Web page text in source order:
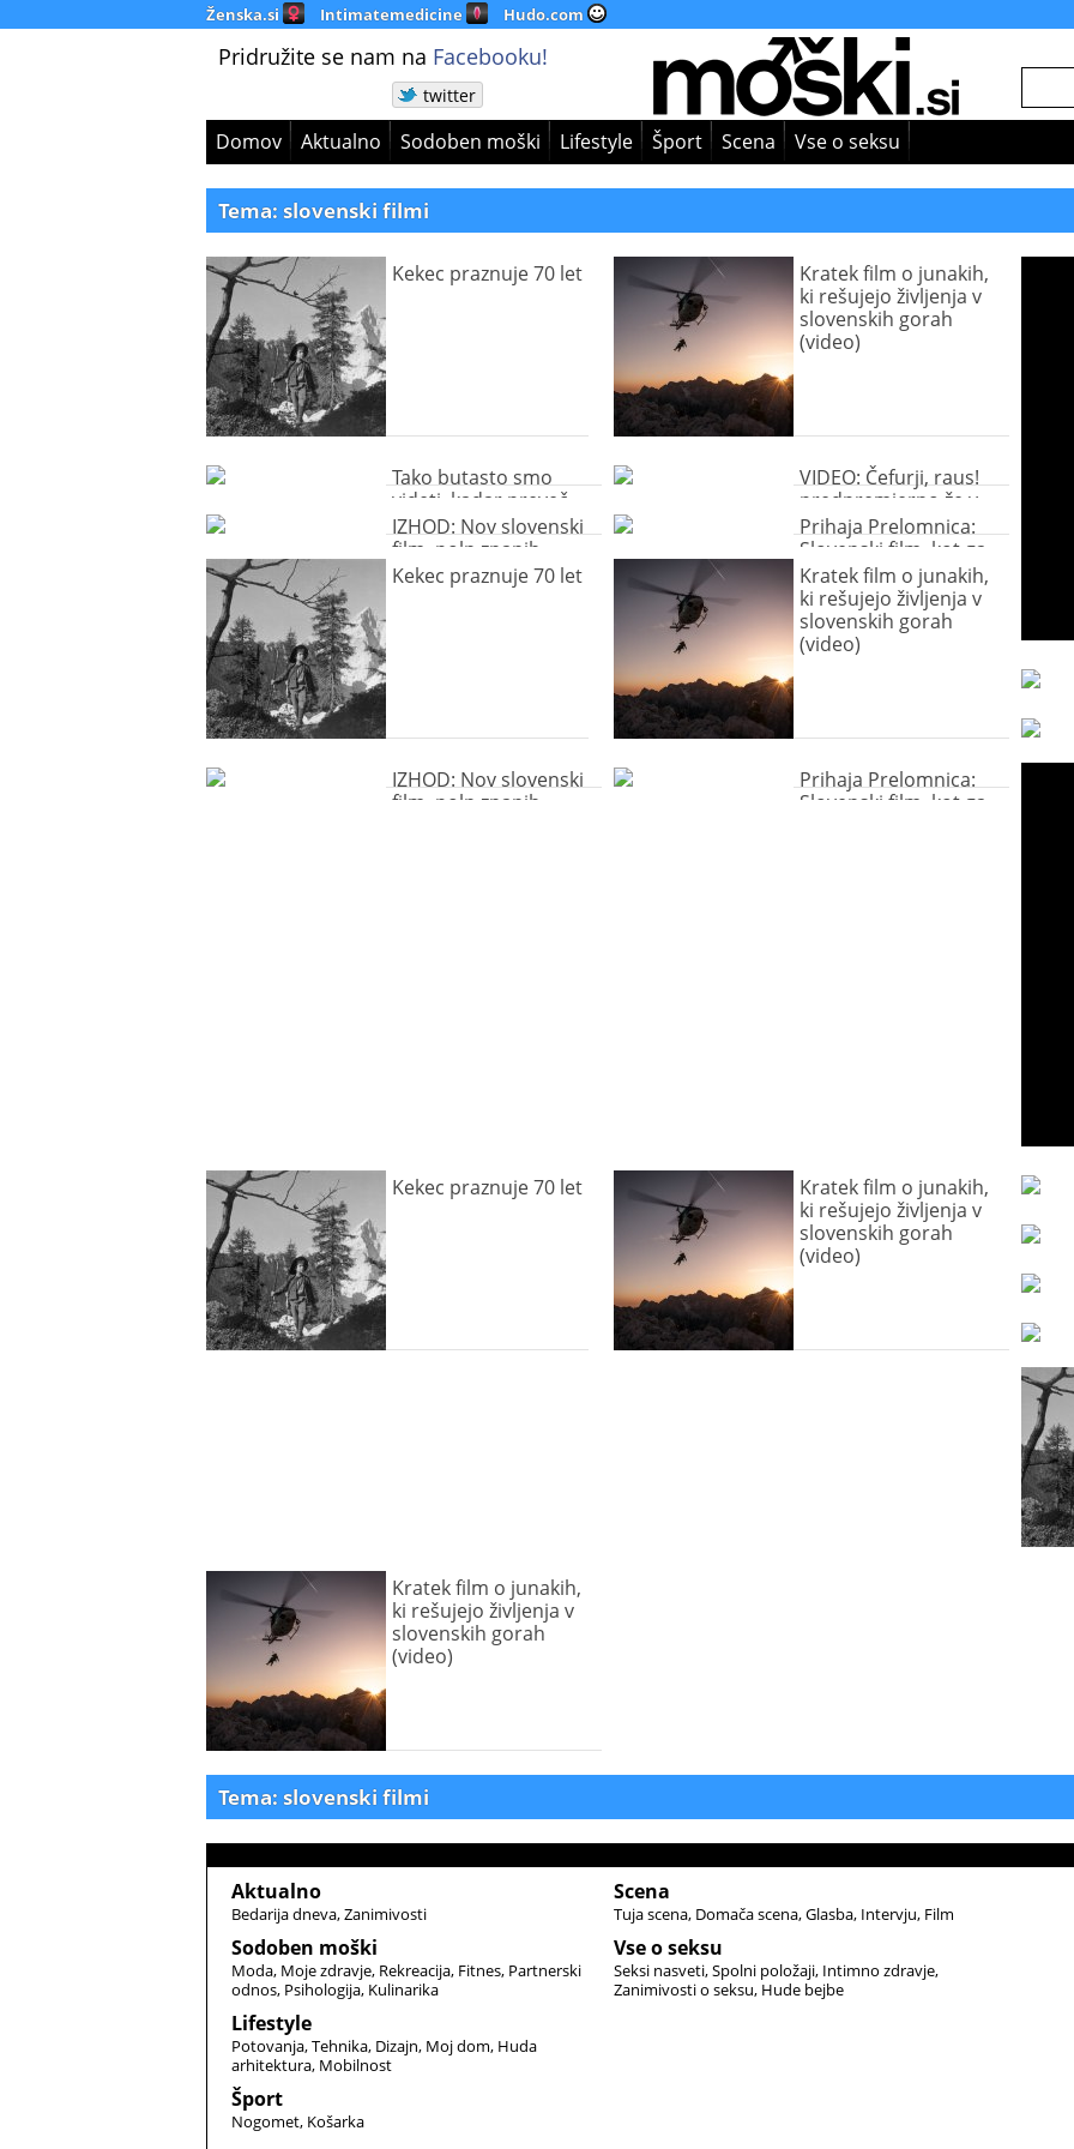
Ženska.si Intimatemedicine Hudo.com
Pridružite se nam na Facebooku!
twitter
Domov Aktualno Sodoben moški Lifestyle Šport Scena Vse o seksu
Tema: slovenski filmi
Kekec praznuje 70 let
Kratek film o junakih,
ki rešujejo življenja v
slovenskih gorah
(video)
Tako butasto smo
videti, kadar preveč
spijemo (video)
VIDEO: Čefurji, raus!
predpremierno že v
Koloseju
IZHOD: Nov slovenski
film, poln znanih
obrazov
Prihaja Prelomnica:
Slovenski film, kot ga
še ni bilo!
Kekec praznuje 70 let
Kratek film o junakih,
ki rešujejo življenja v
slovenskih gorah
(video)
IZHOD: Nov slovenski
film, poln znanih
Prihaja Prelomnica:
Slovenski film, kot ga
Kekec praznuje 70 let
Kratek film o junakih,
ki rešujejo življenja v
slovenskih gorah
(video)
Kratek film o junakih,
ki rešujejo življenja v
slovenskih gorah
(video)
Tema: slovenski filmi
Aktualno
Bedarija dneva Zanimivosti
Sodoben moški
Moda Moje zdravje Rekreacija Fitnes Partnerski
odnos Psihologija Kulinarika
Lifestyle
Potovanja Tehnika Dizajn Moj dom Huda
arhitektura Mobilnost
Šport
Nogomet Košarka
Scena
Tuja scena Domača scena Glasba Intervju Film
Vse o seksu
Seksi nasveti Spolni položaji Intimno zdravje
Zanimivosti o seksu Hude bejbe